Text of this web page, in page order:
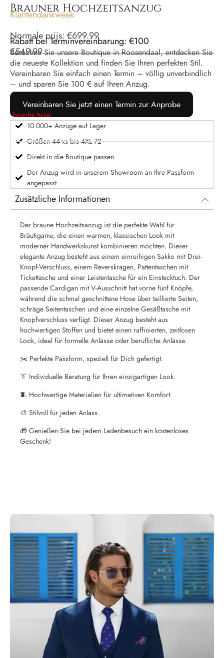
Brauner Hochzeitsanzug
Klantendankweek
Normale prijs: €699.99
Rabatt bei Terminvereinbarung: €100
€549.99
Besuchen Sie unsere Boutique in Roosendaal, entdecken Sie
die neueste Kollektion und finden Sie Ihren perfekten Stil.
Vereinbaren Sie einfach einen Termin – völlig unverbindlich
– und sparen Sie 100 € auf Ihren Anzug.
Vereinbaren Sie jetzt einen Termin zur Anprobe
Beperkte Actie!
10.000+ Anzüge auf Lager
Größen 44 xs bis 4XL 72
Direkt in die Boutique passen
Der Anzug wird in unserem Showroom an Ihre Passform
angepasst
Zusätzliche Informationen
Der braune Hochzeitsanzug ist die perfekte Wahl für
Bräutigame, die einen warmen, klassischen Look mit
moderner Handwerkskunst kombinieren möchten. Dieser
elegante Anzug besteht aus einem einreihigen Sakko mit Drei-
Knopf-Verschluss, einem Reverskragen, Pattentaschen mit
Tickettasche und einer Leistentasche für ein Einstecktuch. Der
passende Cardigan mit V-Ausschnitt hat vorne fünf Knöpfe,
während die schmal geschnittene Hose über taillierte Seiten,
schräge Seitentaschen und eine einzelne Gesäßtasche mit
Knopfverschluss verfügt. Dieser Anzug besteht aus
hochwertigen Stoffen und bietet einen raffinierten, zeitlosen
Look, ideal für formelle Anlässe oder berufliche Anlässe.
✂️ Perfekte Passform, speziell für Dich gefertigt.
👔 Individuelle Beratung für Ihren einzigartigen Look.
🧵 Hochwertige Materialien für ultimativen Komfort.
🎨 Stilvoll für jeden Anlass.
🎁 Genießen Sie bei jedem Ladenbesuch ein kostenloses
Geschenk!